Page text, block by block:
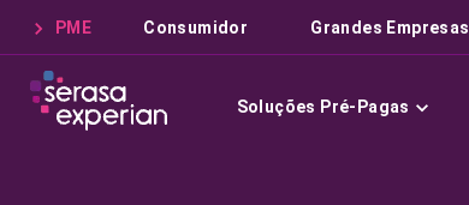
PME Consumidor Grandes Empresas
Soluções Pré-Pagas